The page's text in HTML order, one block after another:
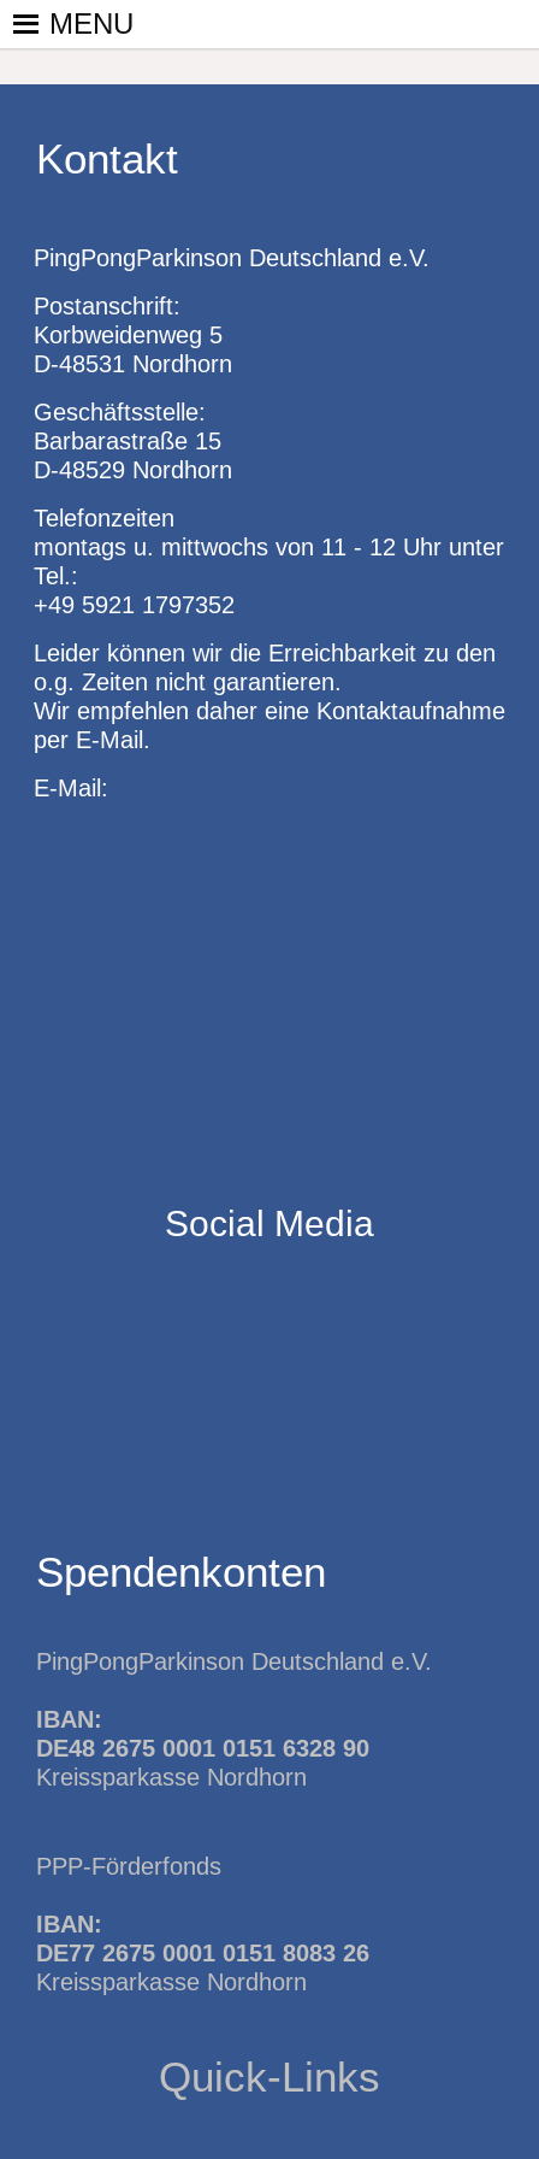
Skip
PINGPONGPARKINSON
ist der
bundesweite
von
kooperierenden
der sich – mit dem
– überwiegend
ehrenamtlich um
Personen mit
Parkinson und
deren Angehörige
kümmert.
MENU
Kontakt
PingPongParkinson Deutschland e.V.
Postanschrift:
Korbweidenweg 5
D-48531 Nordhorn
Geschäftsstelle:
Barbarastraße 15
D-48529 Nordhorn
Telefonzeiten
montags u. mittwochs von 11 - 12 Uhr unter
Tel.:
+49 5921 1797352
Leider können wir die Erreichbarkeit zu den
o.g. Zeiten nicht garantieren.
Wir empfehlen daher eine Kontaktaufnahme
per E-Mail.
E-Mail:
Social Media
Spendenkonten
PingPongParkinson Deutschland e.V.
IBAN:
DE48 2675 0001 0151 6328 90
Kreissparkasse Nordhorn
PPP-Förderfonds
IBAN:
DE77 2675 0001 0151 8083 26
Kreissparkasse Nordhorn
Quick-Links